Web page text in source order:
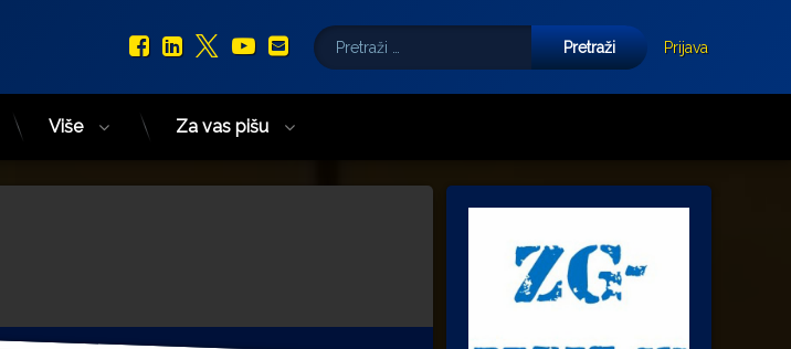
Facebook
LinkedIn
X.com
YouTube
E-mail
Pretraži:
Prijava
Više Za vas pišu